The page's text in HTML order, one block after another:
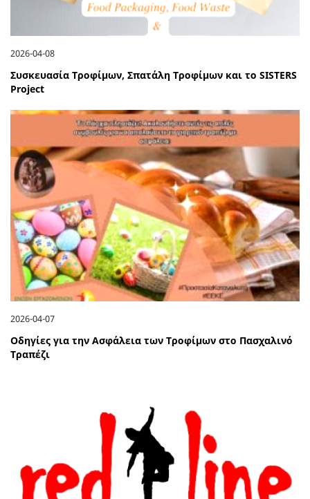
2026-04-08
Συσκευασία Τροφίμων, Σπατάλη Τροφίμων και το SISTERS
Project
2026-04-07
Οδηγίες για την Ασφάλεια των Τροφίμων στο Πασχαλινό
Τραπέζι